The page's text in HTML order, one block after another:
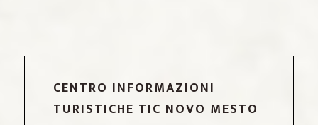
CENTRO INFORMAZIONI
TURISTICHE TIC NOVO MESTO